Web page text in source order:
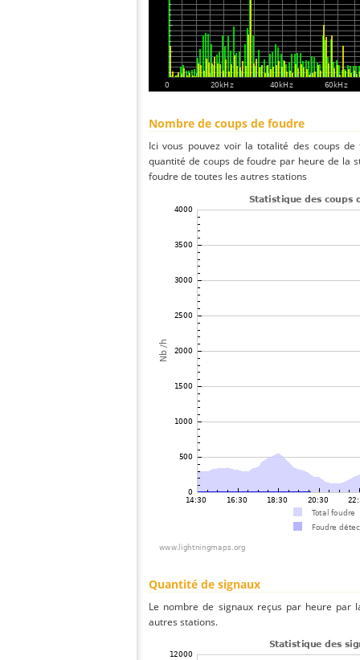
Nombre de coups de foudre
Ici vous pouvez voir la totalité des coups
quantité de coups de foudre par heure de la
foudre de toutes les autres stations
Quantité de signaux
Le nombre de signaux reçus par heure par
autres stations.